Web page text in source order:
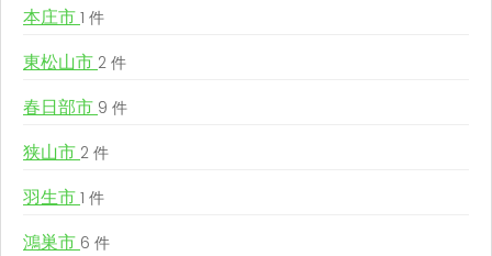
本庄市 1 件
東松山市 2 件
春日部市 9 件
狭山市 2 件
羽生市 1 件
鴻巣市 6 件